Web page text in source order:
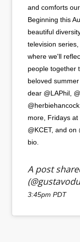
and comforts
Beginning this
beautiful
television
where we'll
people together
beloved
dear @LAPhil,
more, Fridays
@KCET, and on
bio.⁣
A post
3:45pm PDT